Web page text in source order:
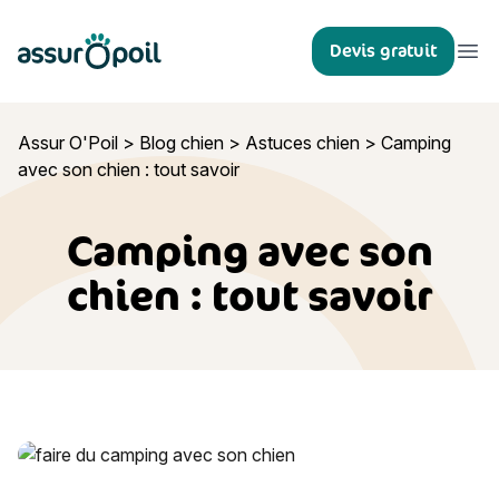
Assur O'Poil Devis gratuit
Assur O'Poil > Blog chien > Astuces chien > Camping
avec son chien : tout savoir
Camping avec son
chien : tout savoir
Camping avec son chien : tout savoir